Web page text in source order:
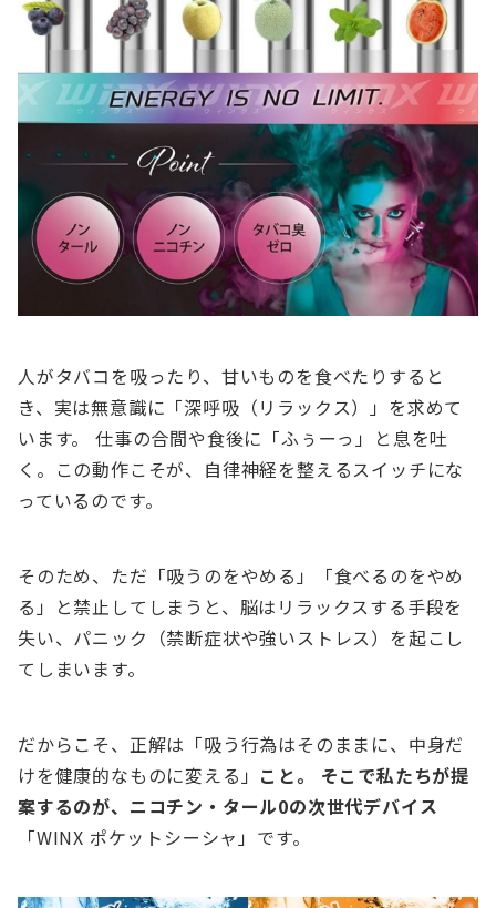
人がタバコを吸ったり、甘いものを食べたりすると
き、実は無意識に「深呼吸（リラックス）」を求めて
います。 仕事の合間や食後に「ふぅーっ」と息を吐
く。この動作こそが、自律神経を整えるスイッチにな
っているのです。
そのため、ただ「吸うのをやめる」「食べるのをやめ
る」と禁止してしまうと、脳はリラックスする手段を
失い、パニック（禁断症状や強いストレス）を起こし
てしまいます。
だからこそ、正解は「吸う行為はそのままに、中身だ
けを健康的なものに変える」 こと。 そこで私たちが提
案するのが、ニコチン・タール0の次世代デバイス
「WINX ポケットシーシャ」です。